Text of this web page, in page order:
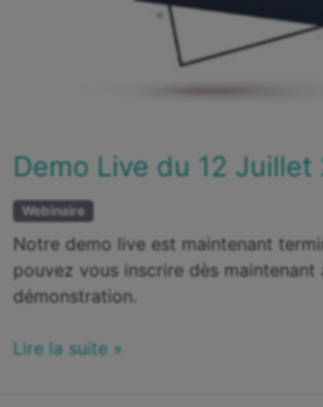
Demo Live du 12 Juillet
Webinaire
Notre demo live est maintenant
pouvez vous inscrire dès
démonstration.
Lire la suite »